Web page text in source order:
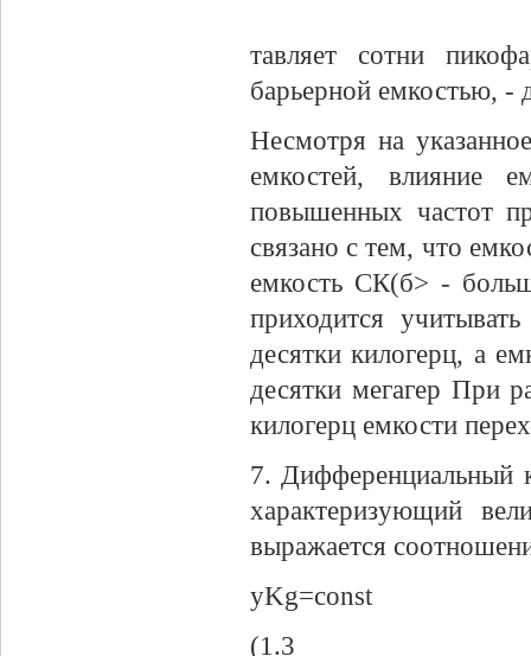
тавляет сотни
барьерной емкостью, -
Несмотря на
емкостей, влияние
повышенных частот
связано с тем, что
емкость СК(б> -
приходится
десятки килогерц, а
десятки мегагер При
килогерц емкости
7. Дифференциальный
характеризующий
выражается
yKg=const
(1.3